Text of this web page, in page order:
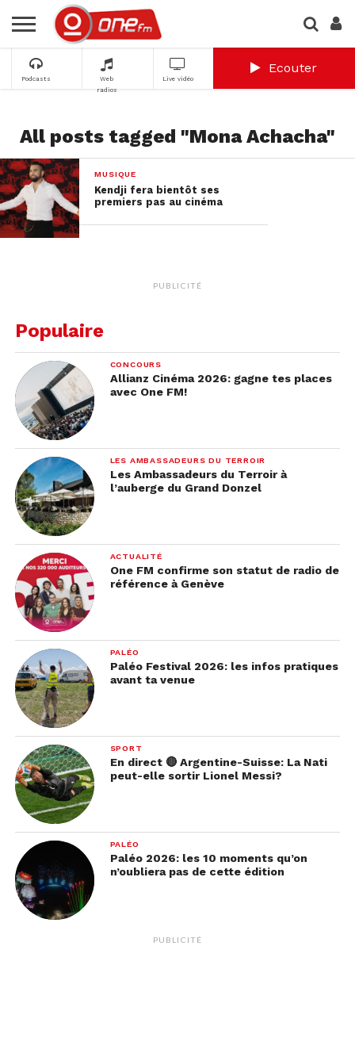
Podcasts
Web
radios
Live vidéo
Ecouter
All posts tagged "Mona Achacha"
MUSIQUE
Kendji fera bientôt ses
premiers pas au cinéma
PUBLICITÉ
Populaire
CONCOURS
Allianz Cinéma 2026: gagne tes places
avec One FM!
LES AMBASSADEURS DU TERROIR
Les Ambassadeurs du Terroir à
l’auberge du Grand Donzel
ACTUALITÉ
One FM confirme son statut de radio de
référence à Genève
PALÉO
Paléo Festival 2026: les infos pratiques
avant ta venue
SPORT
En direct 🔴 Argentine-Suisse: La Nati
peut-elle sortir Lionel Messi?
PALÉO
Paléo 2026: les 10 moments qu’on
n’oubliera pas de cette édition
PUBLICITÉ